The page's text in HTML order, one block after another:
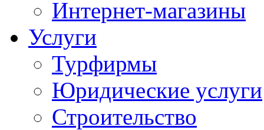
Интернет-магазины
Услуги
Турфирмы
Юридические услуги
Строительство